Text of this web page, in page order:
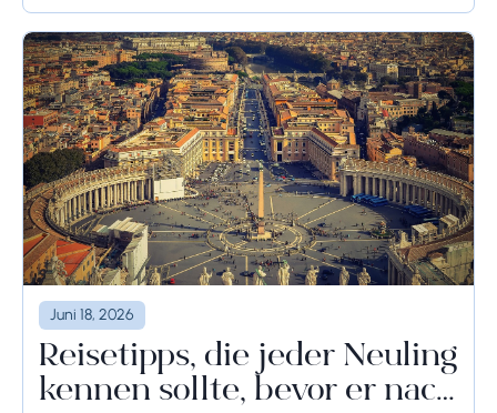
verbleiben, sollten die bodenseitigen
Begrenzungen angemessen berücksichtigt
werden, um schwerwiegende Folgen zu...
Juni 18, 2026
Reisetipps, die jeder Neuling
kennen sollte, bevor er nach